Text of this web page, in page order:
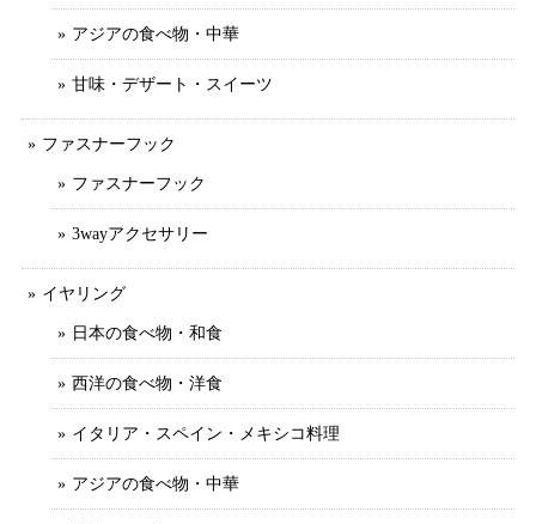
アジアの食べ物・中華
甘味・デザート・スイーツ
ファスナーフック
ファスナーフック
3wayアクセサリー
イヤリング
日本の食べ物・和食
西洋の食べ物・洋食
イタリア・スペイン・メキシコ料理
アジアの食べ物・中華